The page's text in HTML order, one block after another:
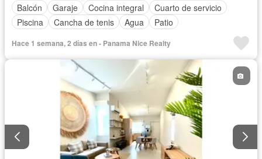
Balcón
Garaje Cocina integral
Cuarto de servicio
Piscina
Cancha de tenis Agua Patio
Hace 1 semana, 2 días en - Panama Nice Realty